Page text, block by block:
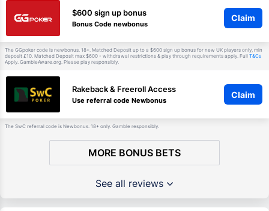
$600 sign up bonus
Bonus Code newbonus
Claim
The GGpoker code is newbonus. 18+. Matched Deposit up to a $600 sign up bonus for new UK players only, min
deposit £10. Matched Deposit max $600 - withdrawal restrictions & play through requirements apply. Full T&Cs
Apply. GambleAware.org. Please play responsibly.
Rakeback & Freeroll Access
Use referral code Newbonus
Claim
The SwC referral code is Newbonus. 18+ only. Gamble responsibly.
MORE BONUS BETS
See all reviews